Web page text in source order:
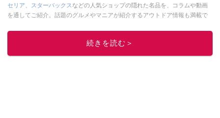
セリア、 スターバックスなどの人気ショップの隠れた名品を、コラムや動画
を通してご紹介。話題のグルメやマニアが紹介するアウトドア情報も満載で
レビューしています。毎日トレンド情報をお届けしているので、ぜひ
してください！続きを読む＞